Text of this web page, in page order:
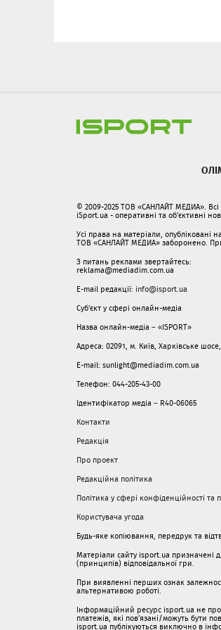
© 2009-2025 ТОВ «САНЛАЙТ МЕДИА». Всі
iSport.ua - оперативні та об'єктивні
Усі права на матеріали,
ТОВ «САНЛАЙТ МЕДИА» заборонено. При
З питань реклами звертайтесь:
reklama@mediadim.com.ua
E-mail редакції: info@isport.ua
Суб'єкт у сфері онлайн-медіа
Назва онлайн-медіа – «ISPORT»
Адреса: 02091, м. Київ, Харківське
E-mail: sunlight@mediadim.com.ua
Телефон: 044-205-43-00
Ідентифікатор медіа – R40-06065
Контакти
Редакція
Про проект
Редакційна політика
Політика у сфері конфіденційності
Користувача угода
Будь-яке копіювання, передрук та
Матеріали сайту isport.ua призначені
(принципів) відповідальної гри.
При виявленні перших ознак
альтернативою роботі.
Інформаційний ресурс isport.ua не
платежів, які пов’язані/можуть бути
isport.ua публікуються виключно в